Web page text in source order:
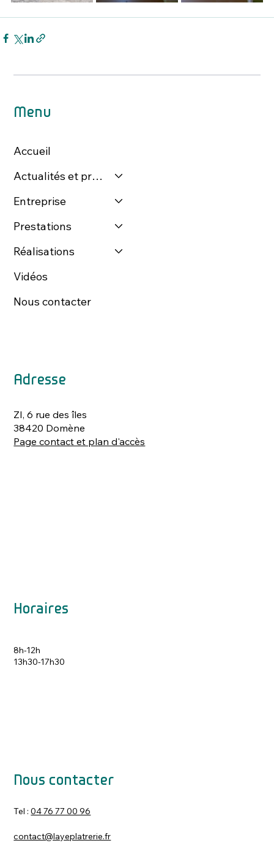
Menu
Accueil
Actualités et presse
Entreprise
Prestations
Réalisations
Vidéos
Nous contacter
Adresse
ZI, 6 rue des îles
38420 Domène
Page contact et plan d'accès
Horaires
8h-12h
13h30-17h30
Nous contacter
Tel :04 76 77 00 96
contact@layeplatrerie.fr